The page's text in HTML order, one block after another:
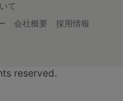
て
会社概要
採用情報
reserved.